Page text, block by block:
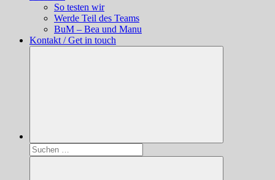
So testen wir
Werde Teil des Teams
BuM – Bea und Manu
Kontakt / Get in touch
Suchen
nach: